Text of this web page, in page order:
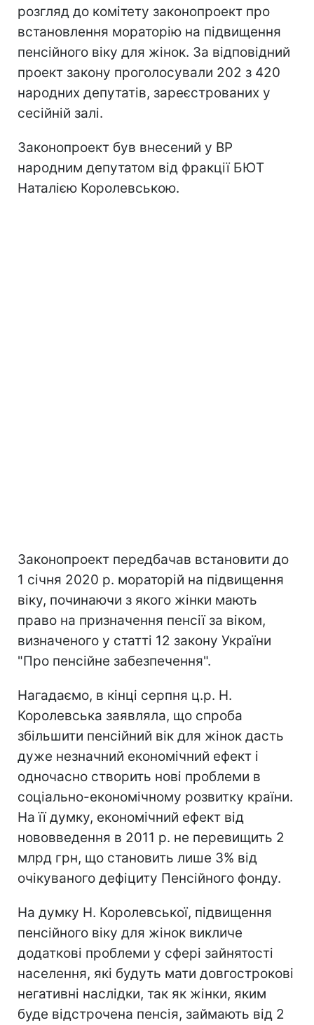
розгляд до комітету законопроект про
встановлення мораторію на підвищення
пенсійного віку для жінок. За відповідний
проект закону проголосували 202 з 420
народних депутатів, зареєстрованих у
сесійній залі.
Законопроект був внесений у ВР
народним депутатом від фракції БЮТ
Наталією Королевською.
Законопроект передбачав встановити до
1 січня 2020 р. мораторій на підвищення
віку, починаючи з якого жінки мають
право на призначення пенсії за віком,
визначеного у статті 12 закону України
"Про пенсійне забезпечення".
Нагадаємо, в кінці серпня ц.р. Н.
Королевська заявляла, що спроба
збільшити пенсійний вік для жінок дасть
дуже незначний економічний ефект і
одночасно створить нові проблеми в
соціально-економічному розвитку країни.
На її думку, економічний ефект від
нововведення в 2011 р. не перевищить 2
млрд грн, що становить лише 3% від
очікуваного дефіциту Пенсійного фонду.
На думку Н. Королевської, підвищення
пенсійного віку для жінок викличе
додаткові проблеми у сфері зайнятості
населення, які будуть мати довгострокові
негативні наслідки, так як жінки, яким
буде відстрочена пенсія, займають від 2